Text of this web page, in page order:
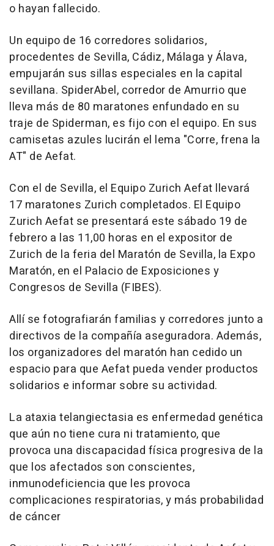
o hayan fallecido.
Un equipo de 16 corredores solidarios,
procedentes de Sevilla, Cádiz, Málaga y Álava,
empujarán sus sillas especiales en la capital
sevillana. SpiderAbel, corredor de Amurrio que
lleva más de 80 maratones enfundado en su
traje de Spiderman, es fijo con el equipo. En sus
camisetas azules lucirán el lema "Corre, frena la
AT" de Aefat.
Con el de Sevilla, el Equipo Zurich Aefat llevará
17 maratones Zurich completados. El Equipo
Zurich Aefat se presentará este sábado 19 de
febrero a las 11,00 horas en el expositor de
Zurich de la feria del Maratón de Sevilla, la Expo
Maratón, en el Palacio de Exposiciones y
Congresos de Sevilla (FIBES).
Allí se fotografiarán familias y corredores junto a
directivos de la compañía aseguradora. Además,
los organizadores del maratón han cedido un
espacio para que Aefat pueda vender productos
solidarios e informar sobre su actividad.
La ataxia telangiectasia es enfermedad genética
que aún no tiene cura ni tratamiento, que
provoca una discapacidad física progresiva de la
que los afectados son conscientes,
inmunodeficiencia que les provoca
complicaciones respiratorias, y más probabilidad
de cáncer